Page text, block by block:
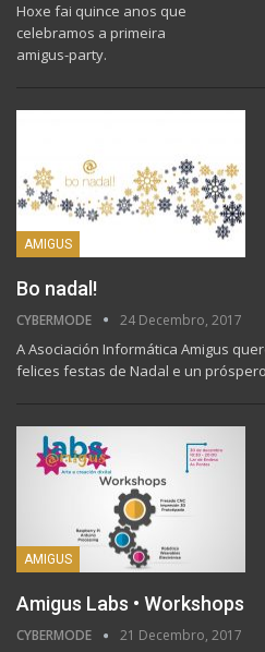
Hoxe fai quince anos que
celebramos a primeira
amigus-party.
AMIGUS
Bo nadal!
CYBERMODE 24 Decembro, 2017
A Asociación Informática Amigus
felices festas de Nadal e un
AMIGUS
Amigus Labs • Workshops
CYBERMODE 21 Decembro, 2017